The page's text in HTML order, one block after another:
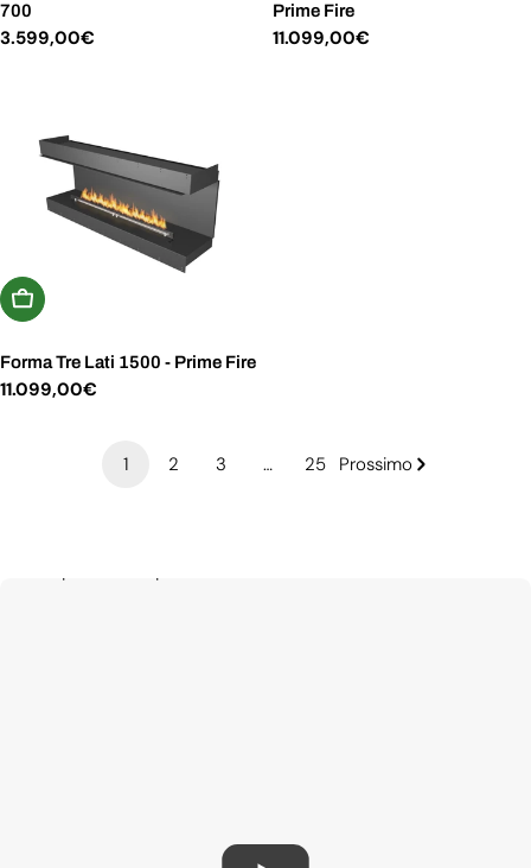
700
Prezzo
3.599,00€
Prime Fire
Prezzo
11.099,00€
Aggiungi Al Carrello
Forma Tre Lati 1500 - Prime Fire
Prezzo
11.099,00€
1 2 3 … 25 Prossimo